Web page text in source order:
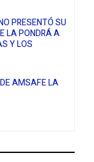
PRESENTÓ SU
LA PONDRÁ A
Y LOS
AMSAFE LA